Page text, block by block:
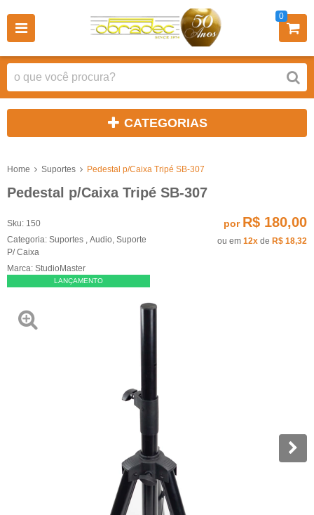
0
CATEGORIAS
Home Suportes Pedestal p/Caixa Tripé SB-307
Pedestal p/Caixa Tripé SB-307
Sku: 150
Categoria: Suportes Audio Suporte
P/ Caixa
Marca: StudioMaster
LANÇAMENTO
por R$ 180,00
ou em 12x de R$ 18,32